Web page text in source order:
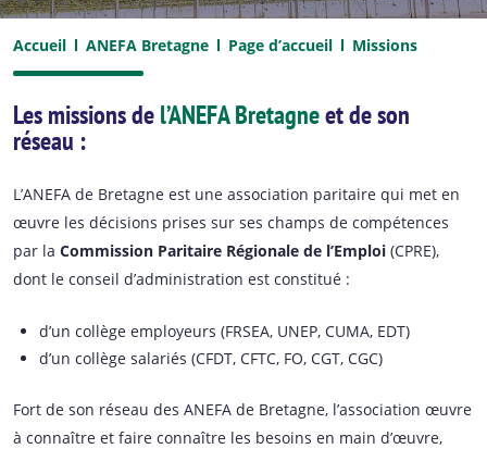
Accueil ANEFA Bretagne Page d’accueil Missions
Les missions del’ANEFA Bretagneet de son
réseau :
L’ANEFA de Bretagne est une association paritaire qui met en
œuvre les décisions prises sur ses champs de compétences
par la Commission Paritaire Régionale de l’Emploi (CPRE),
dont le conseil d’administration est constitué :
d’un collège employeurs (FRSEA, UNEP, CUMA, EDT)
d’un collège salariés (CFDT, CFTC, FO, CGT, CGC)
Fort de son réseau des ANEFA de Bretagne, l’association œuvre
à connaître et faire connaître les besoins en main d’œuvre,